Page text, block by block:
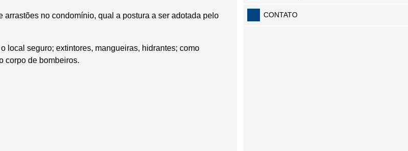
no condomínio, qual a postura a ser adotada pelo
local seguro; extintores, mangueiras, hidrantes; como
corpo de bombeiros.
CONTATO